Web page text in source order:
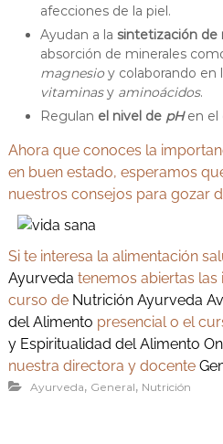
afecciones de la piel.
Ayudan a la sintetización de
absorción de minerales
magnesioy colaborando en
vitaminasy aminoácidos.
Regulan el nivel de pHen el
Ahora que conoces la
en buen estado, esperamos
nuestros consejos para gozar
Si te interesa la alimentación
Ayurveda tenemos abiertas
curso de Nutrición Ayurveda
del Alimento presencial o el
y Espiritualidad del Alimento
nuestra directora y docente
Ayurveda, General, Nutrición